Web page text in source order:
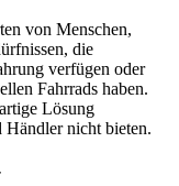
von Menschen,
die
verfügen oder
Fahrrads haben.
Lösung
Händler nicht bieten.